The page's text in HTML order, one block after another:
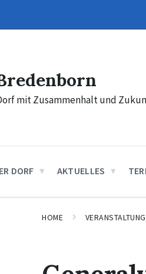
mit Zusammenhalt und
DORF AKTUELLES
HOME